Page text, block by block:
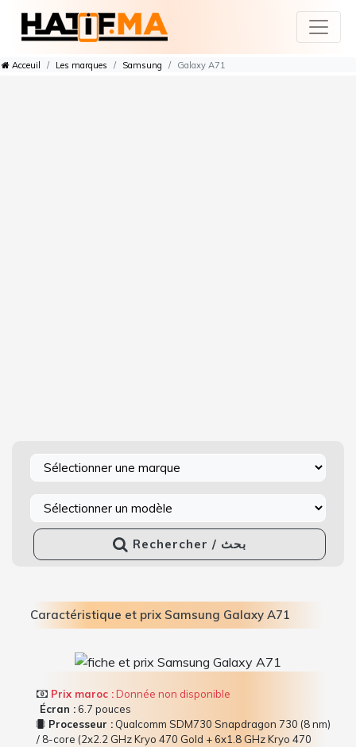
Acceuil Les marques Samsung Galaxy A71
Rechercher / بحث
Caractéristique et prix Samsung Galaxy A71
Prix maroc :Donnée non disponible
Écran :6.7 pouces
Processeur : Qualcomm SDM730 Snapdragon 730 (8 nm)
/ 8-core (2x2.2 GHz Kryo 470 Gold + 6x1.8 GHz Kryo 470